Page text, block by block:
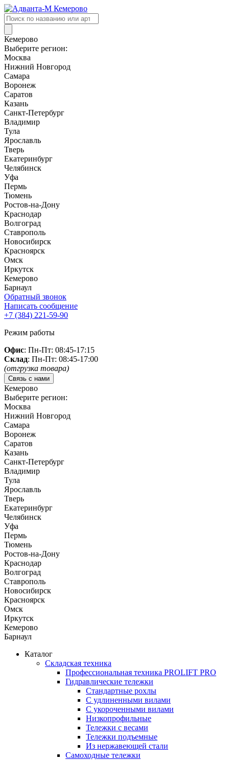
Поиск
товаров
Кемерово
Выберите регион:
Москва
Нижний Новгород
Самара
Воронеж
Саратов
Казань
Санкт-Петербург
Владимир
Тула
Ярославль
Тверь
Екатеринбург
Челябинск
Уфа
Пермь
Тюмень
Ростов-на-Дону
Краснодар
Волгоград
Ставрополь
Новосибирск
Красноярск
Омск
Иркутск
Кемерово
Барнаул
Обратный звонок
Написать сообщение
+7 (384) 221-59-90
Режим работы
Офис: Пн-Пт: 08:45-17:15
Склад: Пн-Пт: 08:45-17:00
(отгрузка товара)
Связь с нами
Кемерово
Выберите регион:
Москва
Нижний Новгород
Самара
Воронеж
Саратов
Казань
Санкт-Петербург
Владимир
Тула
Ярославль
Тверь
Екатеринбург
Челябинск
Уфа
Пермь
Тюмень
Ростов-на-Дону
Краснодар
Волгоград
Ставрополь
Новосибирск
Красноярск
Омск
Иркутск
Кемерово
Барнаул
Каталог
Складская техника
Профессиональная техника PROLIFT PRO
Гидравлические тележки
Стандартные рохлы
С удлиненными вилами
С укороченными вилами
Низкопрофильные
Тележки с весами
Тележки подъемные
Из нержавеющей стали
Самоходные тележки